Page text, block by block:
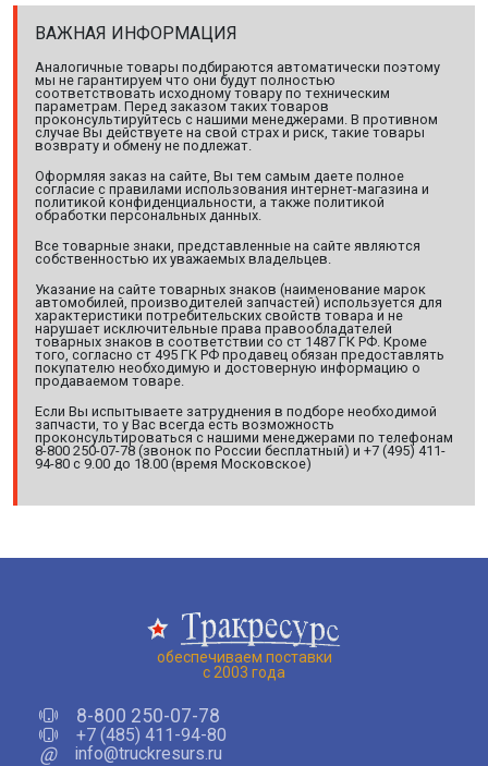
ВАЖНАЯ ИНФОРМАЦИЯ
Аналогичные товары подбираются автоматически поэтому
мы не гарантируем что они будут полностью
соответствовать исходному товару по техническим
параметрам. Перед заказом таких товаров
проконсультируйтесь с нашими менеджерами. В противном
случае Вы действуете на свой страх и риск, такие товары
возврату и обмену не подлежат.
Оформляя заказ на сайте, Вы тем самым даете полное
согласие с правилами использования интернет-магазина и
политикой конфиденциальности, а также политикой
обработки персональных данных.
Все товарные знаки, представленные на сайте являются
собственностью их уважаемых владельцев.
Указание на сайте товарных знаков (наименование марок
автомобилей, производителей запчастей) используется для
характеристики потребительских свойств товара и не
нарушает исключительные права правообладателей
товарных знаков в соответствии со ст 1487 ГК РФ. Кроме
того, согласно ст 495 ГК РФ продавец обязан предоставлять
покупателю необходимую и достоверную информацию о
продаваемом товаре.
Если Вы испытываете затруднения в подборе необходимой
запчасти, то у Вас всегда есть возможность
проконсультироваться с нашими менеджерами по телефонам
8-800 250-07-78 (звонок по России бесплатный) и +7 (495) 411-
94-80 с 9.00 до 18.00 (время Московское)
обеспечиваем поставки
с 2003 года
8-800 250-07-78
+7 (485) 411-94-80
@
info@truckresurs.ru